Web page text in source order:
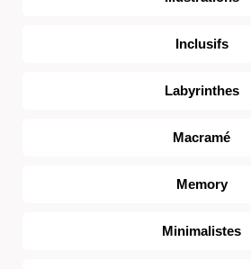
Inclusifs
Labyrinthes
Macramé
Memory
Minimalistes